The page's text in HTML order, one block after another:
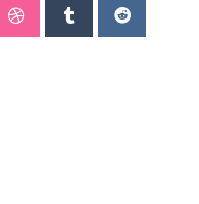
StumbleUpon
TumblrReddit